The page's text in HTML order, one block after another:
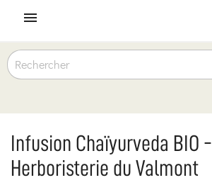

Infusion Chaïyurveda BIO -
Herboristerie du Valmont